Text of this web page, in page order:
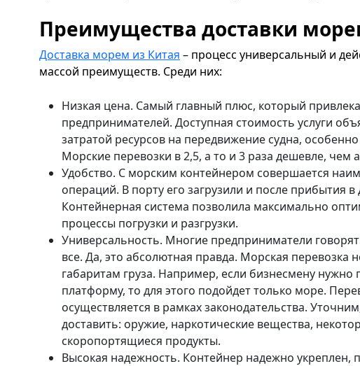
Преимущества доставки
Доставка морем из Китая – процесс универсальный и
массой преимуществ. Среди них:
Низкая цена. Самый главный плюс, который
предпринимателей. Доступная стоимость услуги
затратой ресурсов на передвижение судна,
Морские перевозки в 2,5, а то и 3 раза дешевле, чем
Удобство. С морским контейнером совершается
операций. В порту его загрузили и после прибытия в
Контейнерная система позволила максимально
процессы погрузки и разгрузки.
Универсальность. Многие предприниматели
все. Да, это абсолютная правда. Морская перевозка
габаритам груза. Например, если бизнесмену нужно
платформу, то для этого подойдет только море.
осуществляется в рамках законодательства.
доставить: оружие, наркотические вещества,
скоропортящиеся продукты.
Высокая надежность. Контейнер надежно укреплен,